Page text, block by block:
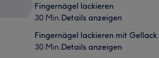
Fingernägel lackieren
30 Min.Details anzeigen
Fingernägel lackieren mit Gellack
30 Min.Details anzeigen